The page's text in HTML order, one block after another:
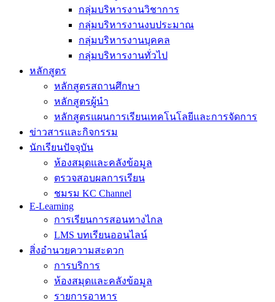
กลุ่มบริหารงานวิชาการ
กลุ่มบริหารงานงบประมาณ
กลุ่มบริหารงานบุคคล
กลุ่มบริหารงานทั่วไป
หลักสูตร
หลักสูตรสถานศึกษา
หลักสูตรผู้นำ
หลักสูตรแผนการเรียนเทคโนโลยีและการจัดการ
ข่าวสารและกิจกรรม
นักเรียนปัจจุบัน
ห้องสมุดและคลังข้อมูล
ตรวจสอบผลการเรียน
ชมรม KC Channel
E-Learning
การเรียนการสอนทางไกล
LMS บทเรียนออนไลน์
สิ่งอำนวยความสะดวก
การบริการ
ห้องสมุดและคลังข้อมูล
รายการอาหาร